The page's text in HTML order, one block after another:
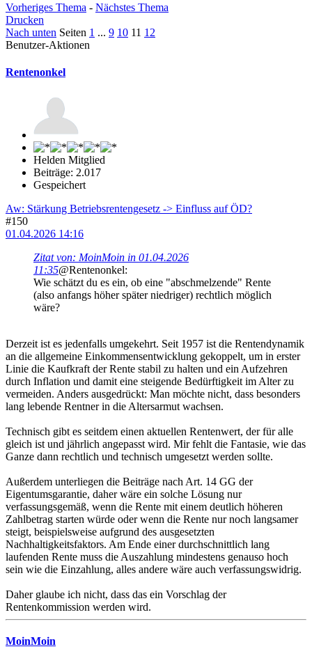
Vorheriges Thema - Nächstes Thema
Drucken
Nach unten Seiten 1 ... 9 10 11 12
Benutzer-Aktionen
Rentenonkel
Helden Mitglied
Beiträge: 2.017
Gespeichert
Aw: Stärkung Betriebsrentengesetz -> Einfluss auf ÖD?
#150
01.04.2026 14:16
Zitat von: MoinMoin in 01.04.2026
11:35@Rentenonkel:
Wie schätzt du es ein, ob eine "abschmelzende" Rente
(also anfangs höher später niedriger) rechtlich möglich
wäre?
Derzeit ist es jedenfalls umgekehrt. Seit 1957 ist die Rentendynamik
an die allgemeine Einkommensentwicklung gekoppelt, um in erster
Linie die Kaufkraft der Rente stabil zu halten und ein Aufzehren
durch Inflation und damit eine steigende Bedürftigkeit im Alter zu
vermeiden. Anders ausgedrückt: Man möchte nicht, dass besonders
lang lebende Rentner in die Altersarmut wachsen.
Technisch gibt es seitdem einen aktuellen Rentenwert, der für alle
gleich ist und jährlich angepasst wird. Mir fehlt die Fantasie, wie das
Ganze dann rechtlich und technisch umgesetzt werden sollte.
Außerdem unterliegen die Beiträge nach Art. 14 GG der
Eigentumsgarantie, daher wäre ein solche Lösung nur
verfassungsgemäß, wenn die Rente mit einem deutlich höheren
Zahlbetrag starten würde oder wenn die Rente nur noch langsamer
steigt, beispielsweise aufgrund des ausgesetzten
Nachhaltigkeitsfaktors. Am Ende einer durchschnittlich lang
laufenden Rente muss die Auszahlung mindestens genauso hoch
sein wie die Einzahlung, alles andere wäre auch verfassungswidrig.
Daher glaube ich nicht, dass das ein Vorschlag der
Rentenkommission werden wird.
MoinMoin